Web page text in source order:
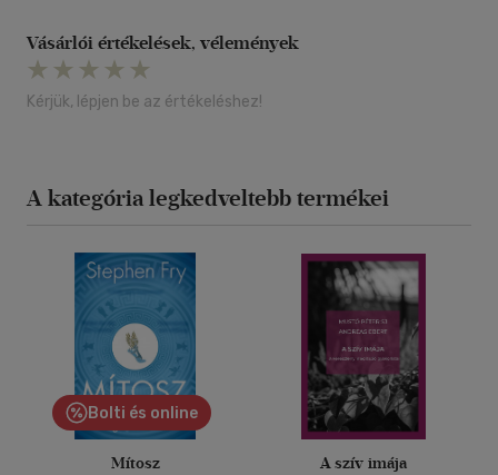
Vásárlói értékelések, vélemények
Kérjük, lépjen be az értékeléshez!
A kategória legkedveltebb termékei
Bolti és online
Mítosz A szív imája